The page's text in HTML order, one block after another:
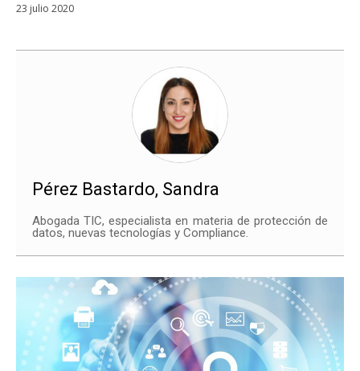
23 julio 2020
Pérez Bastardo, Sandra
Abogada TIC, especialista en materia de protección de
datos, nuevas tecnologías y Compliance.